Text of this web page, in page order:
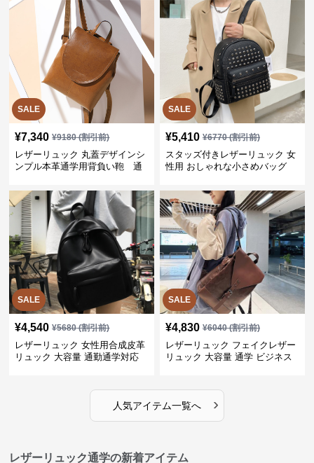
SALE
¥7,340 ¥9180(割引前)
レザーリュック 丸蓋デザインシ
ンプル本革通学用背負い鞄 通
SALE
¥5,410 ¥6770(割引前)
スタッズ付きレザーリュック 女
性用 おしゃれな小さめバッグ
SALE
¥4,540 ¥5680(割引前)
レザーリュック 女性用合成皮革
リュック 大容量 通勤通学対応
SALE
¥4,830 ¥6040(割引前)
レザーリュック フェイクレザー
リュック 大容量 通学 ビジネス
人気アイテム一覧へ ›
レザーリュック通学の新着アイテム